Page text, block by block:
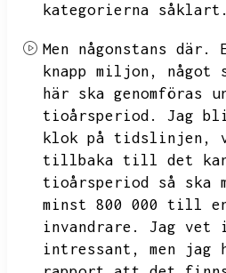
kategorierna såklart.
Men någonstans där.
knapp miljon,
något
här ska genomföras
tioårsperiod.
Jag
klok på tidslinjen,
tillbaka till det
tioårsperiod så ska
minst 800 000 till
invandrare.
Jag vet
intressant,
men